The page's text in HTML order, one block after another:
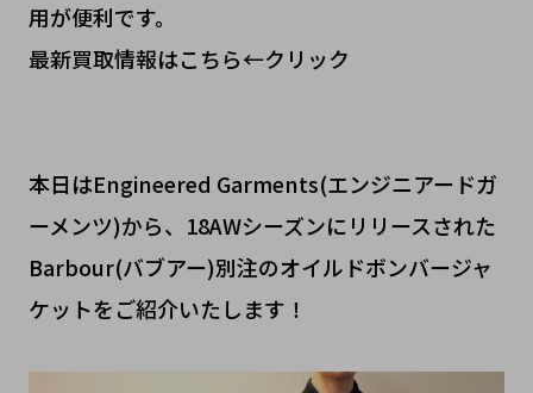
用が便利です。
最新買取情報はこちら←クリック
本日はEngineered Garments(エンジニアードガ
ーメンツ)から、18AWシーズンにリリースされた
Barbour(バブアー)別注のオイルドボンバージャ
ケットをご紹介いたします！